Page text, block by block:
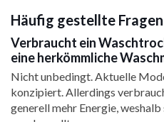
Häufig gestellte
Verbraucht ein
eine herkömmliche
Nicht unbedingt. Aktuelle
konzipiert. Allerdings
generell mehr Energie,